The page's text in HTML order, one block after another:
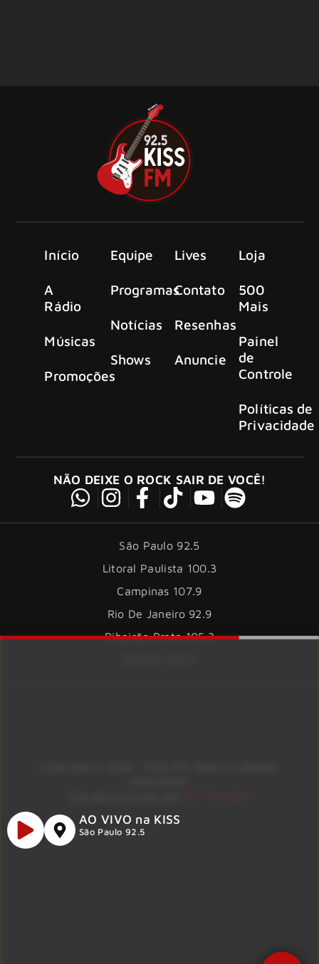
Início
A
Rádio
Músicas
Promoções
Equipe
Programas
Notícias
Shows
Lives
Contato
Resenhas
Anuncie
Loja
500
Mais
Painel
de
Controle
Políticas de
Privacidade
NÃO DEIXE O ROCK SAIR DE VOCÊ!
São Paulo 92.5
Litoral Paulista 100.3
Campinas 107.9
Rio De Janeiro 92.9
Ribeirão Preto 105.3
AO VIVO na KISS
São Paulo 92.5